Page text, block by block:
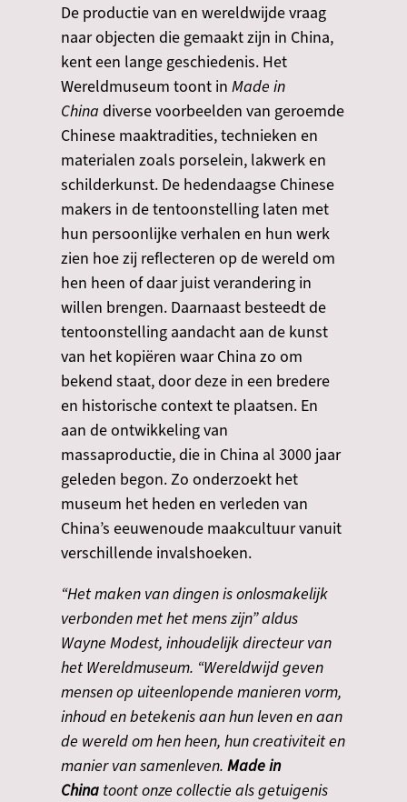
De productie van en wereldwijde vraag
naar objecten die gemaakt zijn in China,
kent een lange geschiedenis. Het
Wereldmuseum toont inMade in
China diverse voorbeelden van geroemde
Chinese maaktradities, technieken en
materialen zoals porselein, lakwerk en
schilderkunst. De hedendaagse Chinese
makers in de tentoonstelling laten met
hun persoonlijke verhalen en hun werk
zien hoe zij reflecteren op de wereld om
hen heen of daar juist verandering in
willen brengen. Daarnaast besteedt de
tentoonstelling aandacht aan de kunst
van het kopiëren waar China zo om
bekend staat, door deze in een bredere
en historische context te plaatsen. En
aan de ontwikkeling van
massaproductie, die in China al 3000 jaar
geleden begon. Zo onderzoekt het
museum het heden en verleden van
China’s eeuwenoude maakcultuur vanuit
verschillende invalshoeken.
“Het maken van dingen is onlosmakelijk
verbonden met het mens zijn” aldus
Wayne Modest, inhoudelijk directeur van
het Wereldmuseum. “Wereldwijd geven
mensen op uiteenlopende manieren vorm,
inhoud en betekenis aan hun leven en aan
de wereld om hen heen, hun creativiteit en
manier van samenleven.Made in
China toont onze collectie als getuigenis